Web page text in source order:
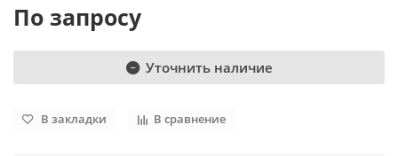
По запросу
Уточнить наличие
В закладки В сравнение